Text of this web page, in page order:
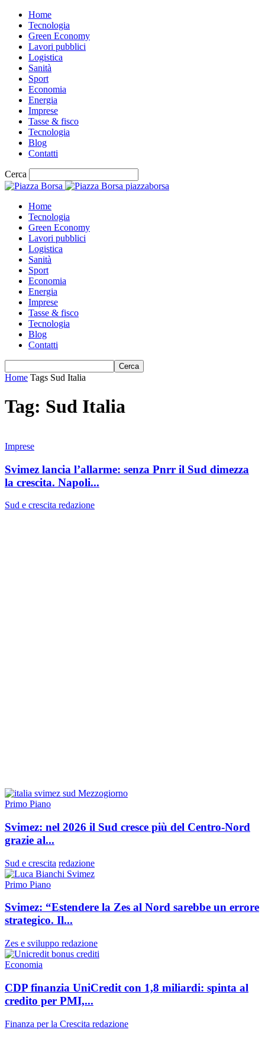
Home
Tecnologia
Green Economy
Lavori pubblici
Logistica
Sanità
Sport
Economia
Energia
Imprese
Tasse & fisco
Tecnologia
Blog
Contatti
Cerca
piazzaborsa
Home
Tecnologia
Green Economy
Lavori pubblici
Logistica
Sanità
Sport
Economia
Energia
Imprese
Tasse & fisco
Tecnologia
Blog
Contatti
Home Tags Sud Italia
Tag: Sud Italia
Imprese
Svimez lancia l’allarme: senza Pnrr il Sud dimezza
la crescita. Napoli...
Sud e crescita redazione
Primo Piano
Svimez: nel 2026 il Sud cresce più del Centro-Nord
grazie al...
Sud e crescita redazione
Primo Piano
Svimez: “Estendere la Zes al Nord sarebbe un errore
strategico. Il...
Zes e sviluppo redazione
Economia
CDP finanzia UniCredit con 1,8 miliardi: spinta al
credito per PMI,...
Finanza per la Crescita redazione